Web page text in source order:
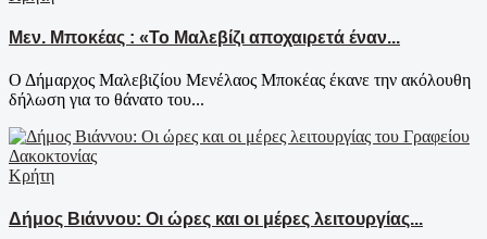
Μεν. Μποκέας : «Το Μαλεβίζι αποχαιρετά έναν...
Ο Δήμαρχος Μαλεβιζίου Μενέλαος Μποκέας έκανε την ακόλουθη
δήλωση για το θάνατο του...
Κρήτη
Δήμος Βιάννου: Οι ώρες και οι μέρες λειτουργίας...